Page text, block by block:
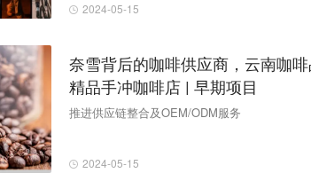
2024-05-15
奈雪背后的咖啡供应商，云南咖
精品手冲咖啡店 | 早期项目
推进供应链整合及OEM/ODM服务
2024-05-15